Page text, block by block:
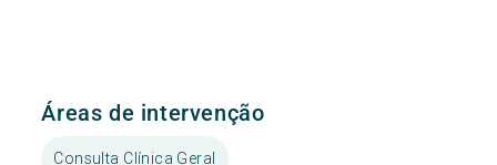
Áreas de intervenção
Consulta Clínica Geral